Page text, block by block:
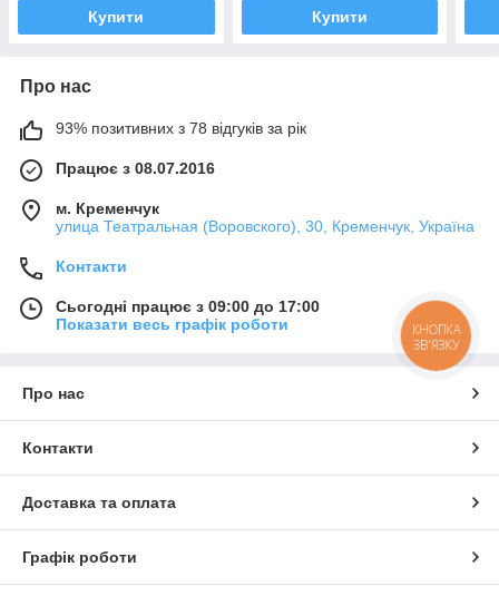
Купити Купити
Про нас
93% позитивних з 78 відгуків за рік
Працює з 08.07.2016
м. Кременчук
улица Театральная (Воровского), 30, Кременчук, Україна
Контакти
Сьогодні працює з 09:00 до 17:00
Показати весь графік роботи
Про нас
Контакти
Доставка та оплата
Графік роботи
КНОПКА
ЗВ'ЯЗКУ